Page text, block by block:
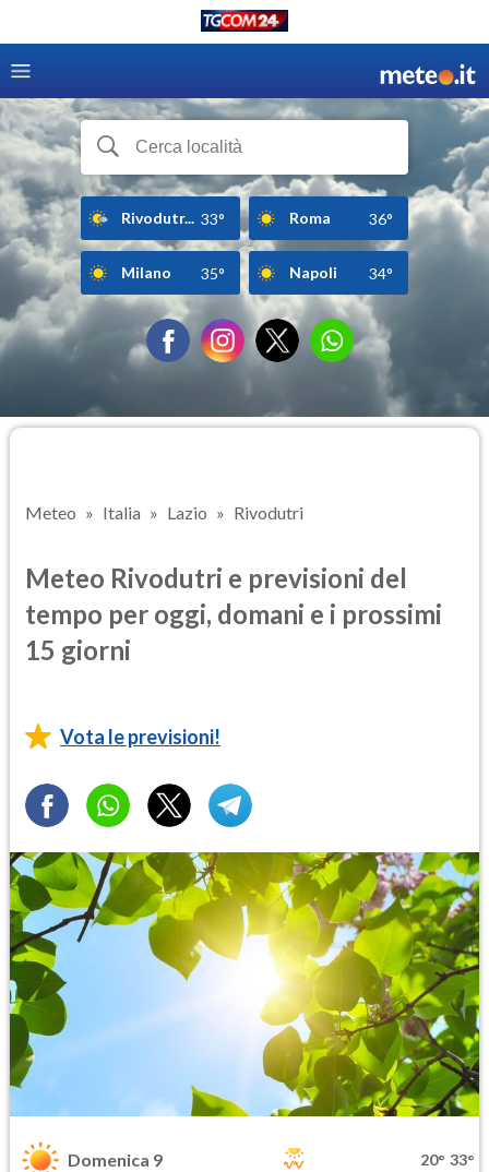
Rivodutr... 33° Roma 36°
Milano 35° Napoli 34°
Meteo Italia Lazio Rivodutri
Meteo Rivodutri e previsioni del
tempo per oggi, domani e i prossimi
15 giorni
Vota le previsioni!
Domenica 9 20° 33°